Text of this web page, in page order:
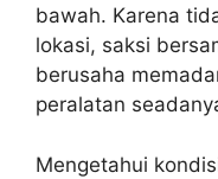
bawah. Karena
lokasi, saksi
berusaha
peralatan
Mengetahui